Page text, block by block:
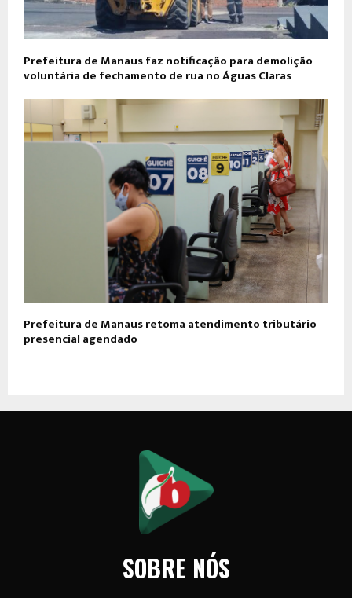
Prefeitura de Manaus faz notificação para demolição
voluntária de fechamento de rua no Águas Claras
Prefeitura de Manaus retoma atendimento tributário
presencial agendado
SOBRE NÓS